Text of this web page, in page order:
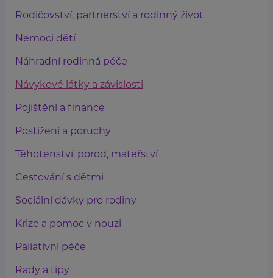
Rodičovství, partnerství a rodinný život
Nemoci dětí
Náhradní rodinná péče
Návykové látky a závislosti
Pojištění a finance
Postižení a poruchy
Těhotenství, porod, mateřství
Cestování s dětmi
Sociální dávky pro rodiny
Krize a pomoc v nouzi
Paliativní péče
Rady a tipy